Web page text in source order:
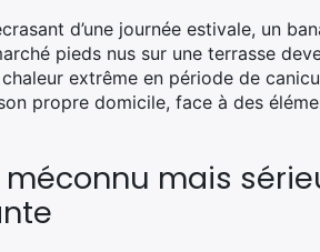
d’une journée estivale, un
pieds nus sur une terrasse
extrême en période de
propre domicile, face à des
mais